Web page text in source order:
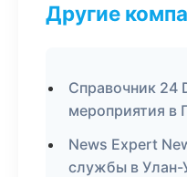
Другие
Справочник 24
мероприятия в
News Expert
службы в Улан-